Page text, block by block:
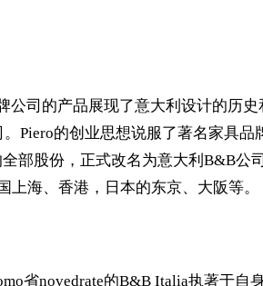
司的产品展现了意大利设计的历
的创业思想说服了著名家具品
部股份，正式改名为意大利B&B
海、香港，日本的东京、大阪等。
省novedrate的B&B Italia执著于自